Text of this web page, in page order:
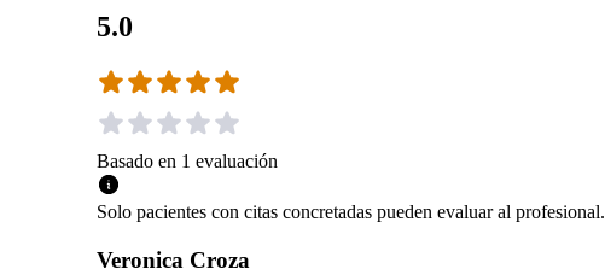
5.0
Basado en 1 evaluación
Solo pacientes con citas concretadas pueden evaluar al profesional.
Veronica Croza